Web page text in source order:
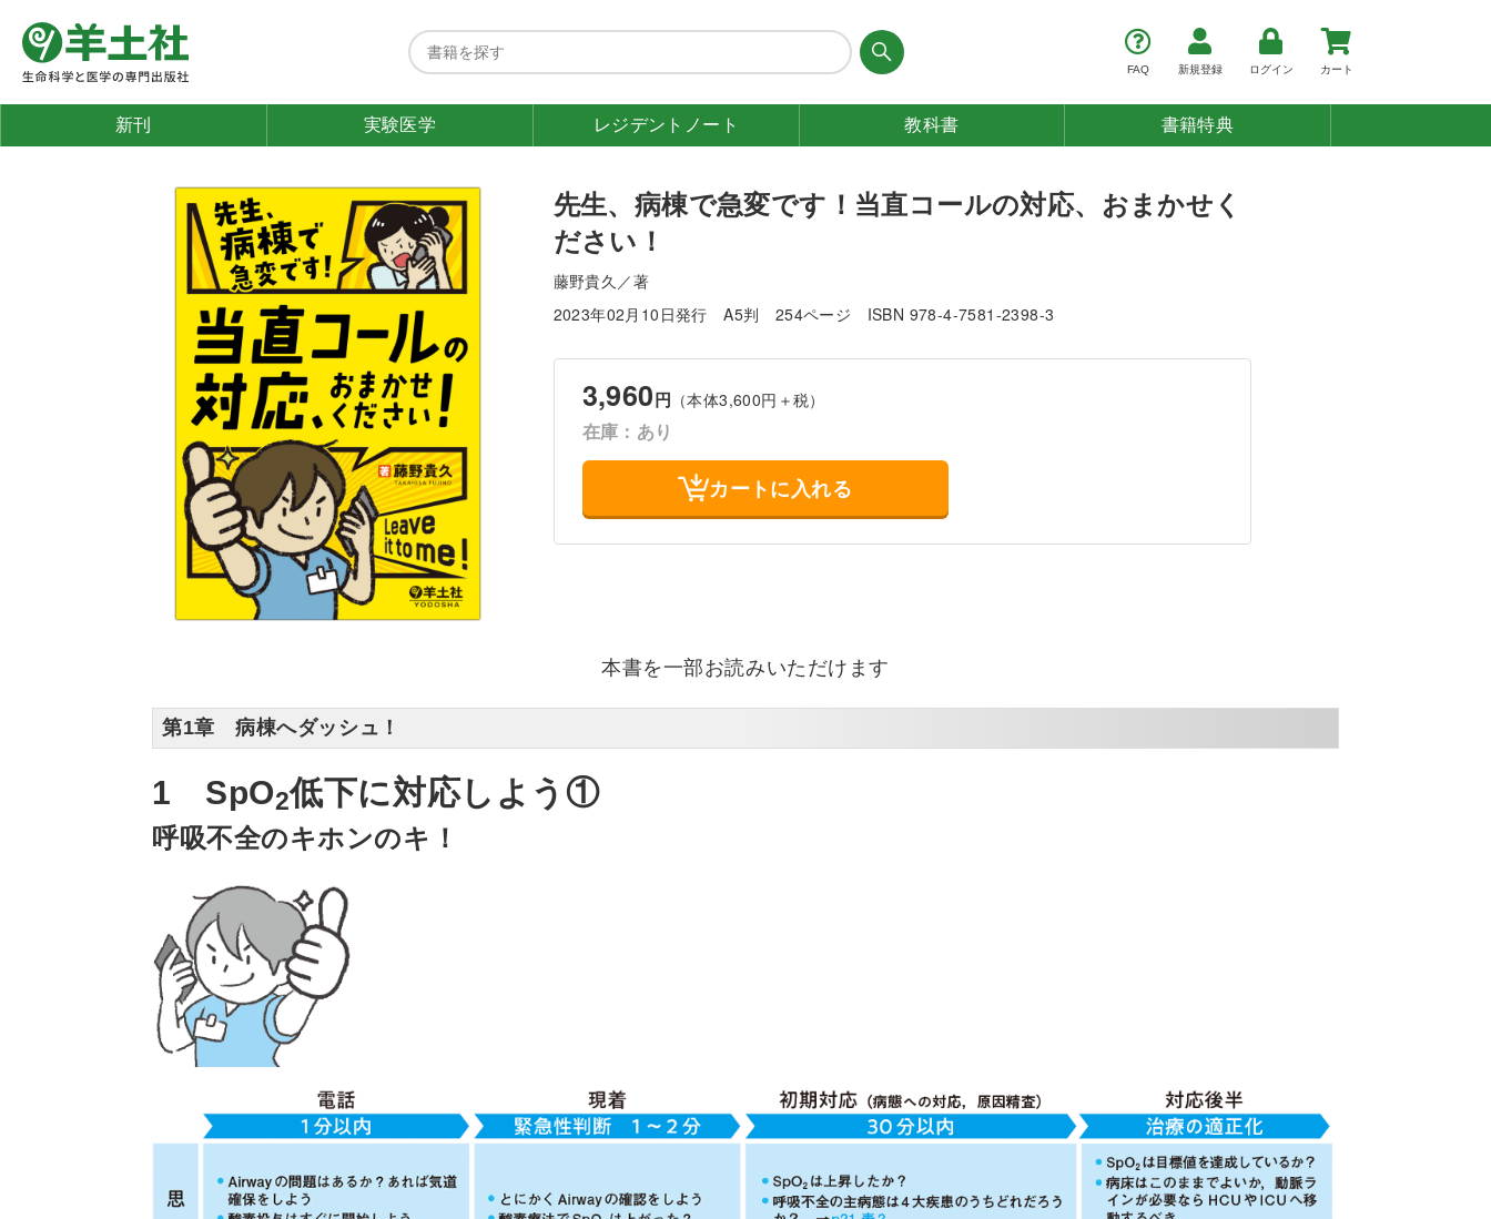
FAQ 新規登録 ログイン カート
新刊 実験医学 レジデント ノート 教科書 書籍特典
先生、病棟で急変です！当直コールの対応、おまかせく
ださい！
藤野貴久／著
2023年02月10日発行
A5判 254ページ ISBN 978-4-7581-2398-3
3,960円 （本体3,600円＋税）
在庫：あり
カートに入れる
本書を一部お読みいただけます
第1章 病棟へダッシュ！
1 SpO2低下に対応しよう①
呼吸不全のキホンのキ！